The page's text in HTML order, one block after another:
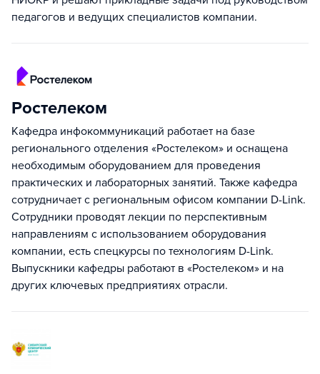
педагогов и ведущих специалистов компании.
Ростелеком
Кафедра инфокоммуникаций работает на базе
регионального отделения «Ростелеком» и оснащена
необходимым оборудованием для проведения
практических и лабораторных занятий. Также кафедра
сотрудничает с региональным офисом компании D-Link.
Сотрудники проводят лекции по перспективным
направлениям с использованием оборудования
компании, есть спецкурсы по технологиям D-Link.
Выпускники кафедры работают в «Ростелеком» и на
других ключевых предприятиях отрасли.